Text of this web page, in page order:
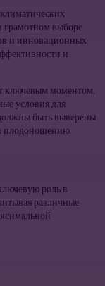
грамотном выборе
и инновационных
и
ключевым моментом,
условия для
быть выверены
плодоношению.
роль в
различные